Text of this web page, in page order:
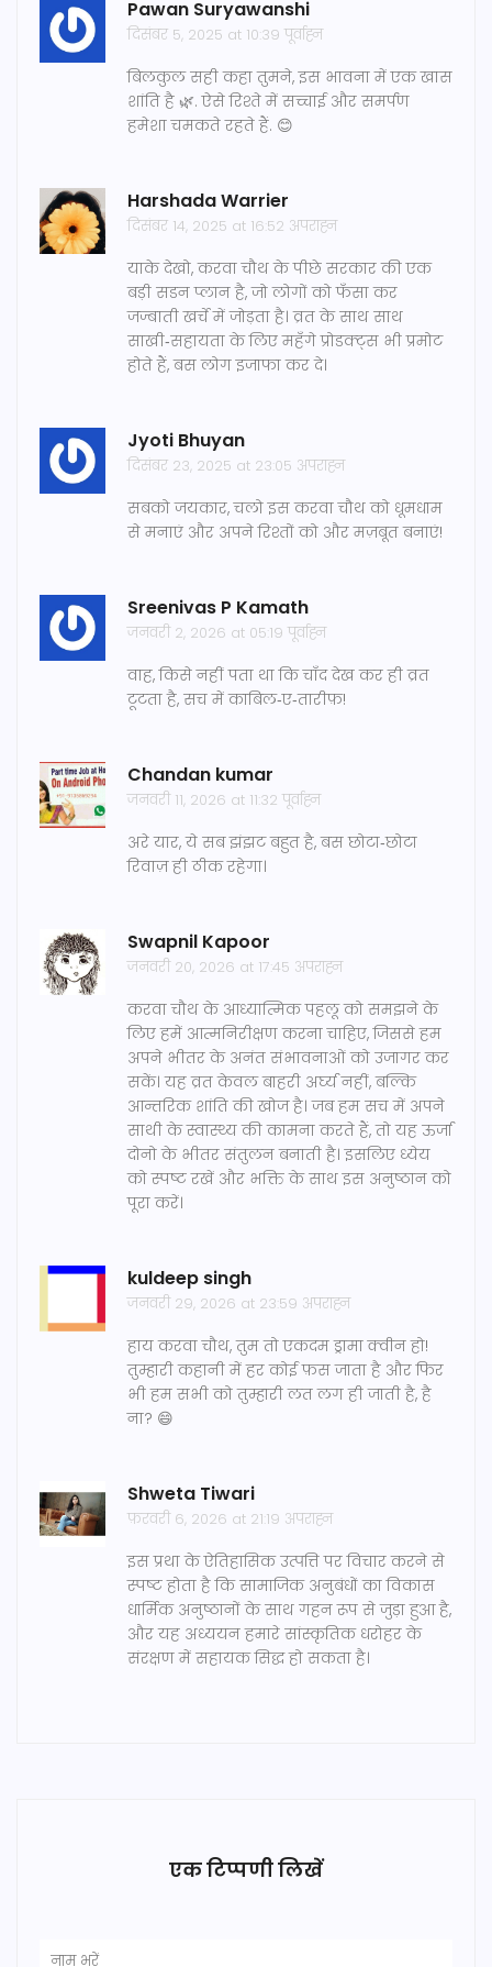
Pawan Suryawanshi
दिसंबर 5, 2025 at 10:39 पूर्वाह्न
बिलकुल सही कहा तुमने, इस भावना में एक खास
शांति है 🌿. ऐसे रिश्ते में सच्चाई और समर्पण
हमेशा चमकते रहते हैं. 😊
Harshada Warrier
दिसंबर 14, 2025 at 16:52 अपराह्न
याके देखो, करवा चौथ के पीछे सरकार की एक
बड़ी सडन प्लान है, जो लोगों को फँसा कर
जज्बाती खर्चे में जोड़ता है। व्रत के साथ साथ
साखी‑सहायता के लिए महँगे प्रोडक्ट्स भी प्रमोट
होते हैं, बस लोग इजाफा कर दे।
Jyoti Bhuyan
दिसंबर 23, 2025 at 23:05 अपराह्न
सबको जयकार, चलो इस करवा चौथ को धूमधाम
से मनाएं और अपने रिश्तों को और मज़बूत बनाएं!
Sreenivas P Kamath
जनवरी 2, 2026 at 05:19 पूर्वाह्न
वाह, किसे नहीं पता था कि चाँद देख कर ही व्रत
टूटता है, सच में काबिल‑ए‑तारीफ़!
Chandan kumar
जनवरी 11, 2026 at 11:32 पूर्वाह्न
अरे यार, ये सब झंझट बहुत है, बस छोटा‑छोटा
रिवाज़ ही ठीक रहेगा।
Swapnil Kapoor
जनवरी 20, 2026 at 17:45 अपराह्न
करवा चौथ के आध्यात्मिक पहलू को समझने के
लिए हमें आत्मनिरीक्षण करना चाहिए, जिससे हम
अपने भीतर के अनंत संभावनाओं को उजागर कर
सकें। यह व्रत केवल बाहरी अर्घ्य नहीं, बल्कि
आन्तरिक शांति की खोज है। जब हम सच में अपने
साथी के स्वास्थ्य की कामना करते हैं, तो यह ऊर्जा
दोनो के भीतर संतुलन बनाती है। इसलिए ध्येय
को स्पष्ट रखें और भक्ति के साथ इस अनुष्ठान को
पूरा करें।
kuldeep singh
जनवरी 29, 2026 at 23:59 अपराह्न
हाय करवा चौथ, तुम तो एकदम ड्रामा क्वीन हो!
तुम्हारी कहानी में हर कोई फ़स जाता है और फिर
भी हम सभी को तुम्हारी लत लग ही जाती है, है
ना? 😄
Shweta Tiwari
फ़रवरी 6, 2026 at 21:19 अपराह्न
इस प्रथा के ऐतिहासिक उत्पत्ति पर विचार करने से
स्पष्ट होता है कि सामाजिक अनुबंधों का विकास
धार्मिक अनुष्ठानों के साथ गहन रूप से जुड़ा हुआ है,
और यह अध्ययन हमारे सांस्कृतिक धरोहर के
संरक्षण में सहायक सिद्ध हो सकता है।
एक टिप्पणी लिखें